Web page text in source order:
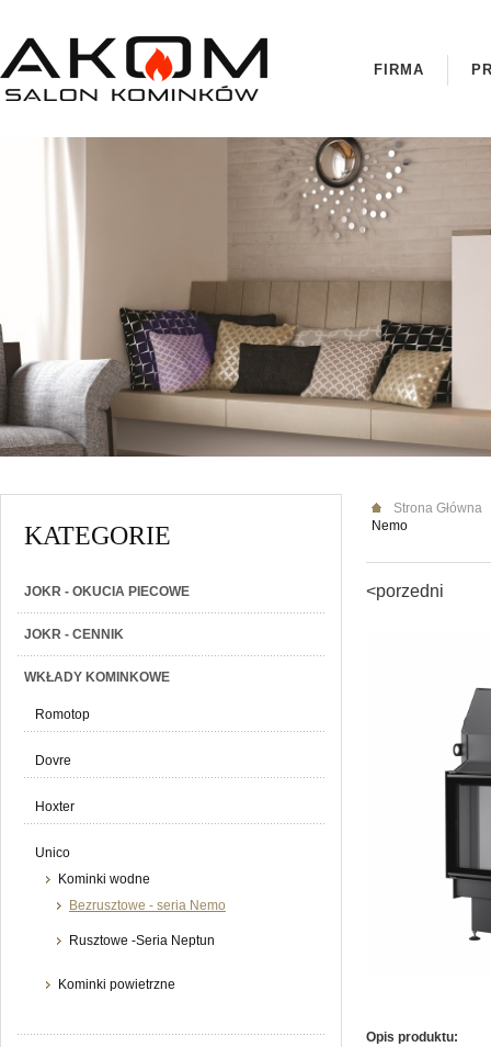
FIRMA
KATEGORIE
JOKR - OKUCIA PIECOWE
JOKR - CENNIK
WKŁADY KOMINKOWE
Romotop
Dovre
Hoxter
Unico
Kominki wodne
Bezrusztowe - seria Nemo
Rusztowe -Seria Neptun
Kominki powietrzne
Strona Główna
Nemo
<porzedni
Opis produktu: